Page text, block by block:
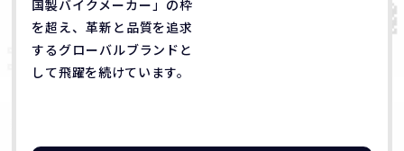
国製バイクメーカー」の枠
を超え、革新と品質を追求
するグローバルブランドと
して飛躍を続けています。